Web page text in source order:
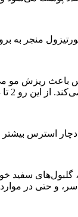
منجر به
ریزش مو
شدت کم مو به نظر می‌رسد.
استرس بیشتر
سفید
و حتی در